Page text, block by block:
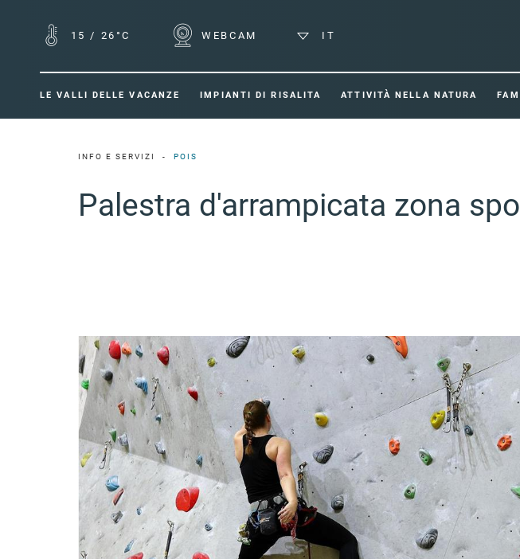
15 / 26°C WEBCAM IT
LE VALLI DELLE VACANZE IMPIANTI DI RISALITA ATTIVITÀ NELLA NATURA
INFO E SERVIZI POIS
Palestra d'arrampicata zona